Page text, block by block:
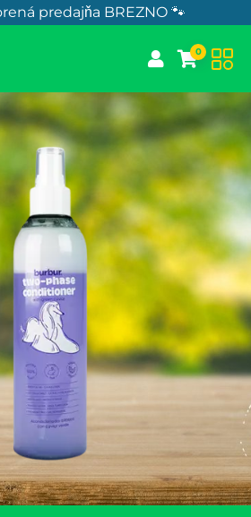
predajňa BREZNO 🐾
0